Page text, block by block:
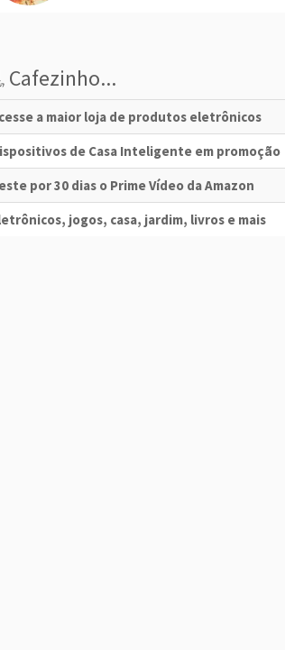
Cafezinho...
a maior loja de produtos eletrônicos
de Casa Inteligente em promoção
por 30 dias o Prime Vídeo da Amazon
jogos, casa, jardim, livros e mais